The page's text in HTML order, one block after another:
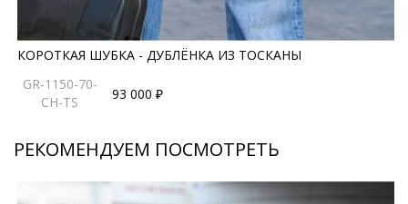
КОРОТКАЯ ШУБКА - ДУБЛЁНКА ИЗ ТОСКАНЫ
GR-1150-70-
CH-TS
93 000 ₽
РЕКОМЕНДУЕМ ПОСМОТРЕТЬ